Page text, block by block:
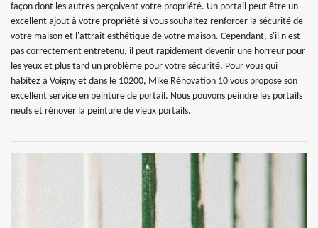
façon dont les autres perçoivent votre propriété. Un portail peut être un
excellent ajout à votre propriété si vous souhaitez renforcer la sécurité de
votre maison et l'attrait esthétique de votre maison. Cependant, s'il n'est
pas correctement entretenu, il peut rapidement devenir une horreur pour
les yeux et plus tard un problème pour votre sécurité. Pour vous qui
habitez à Voigny et dans le 10200, Mike Rénovation 10 vous propose son
excellent service en peinture de portail. Nous pouvons peindre les portails
neufs et rénover la peinture de vieux portails.